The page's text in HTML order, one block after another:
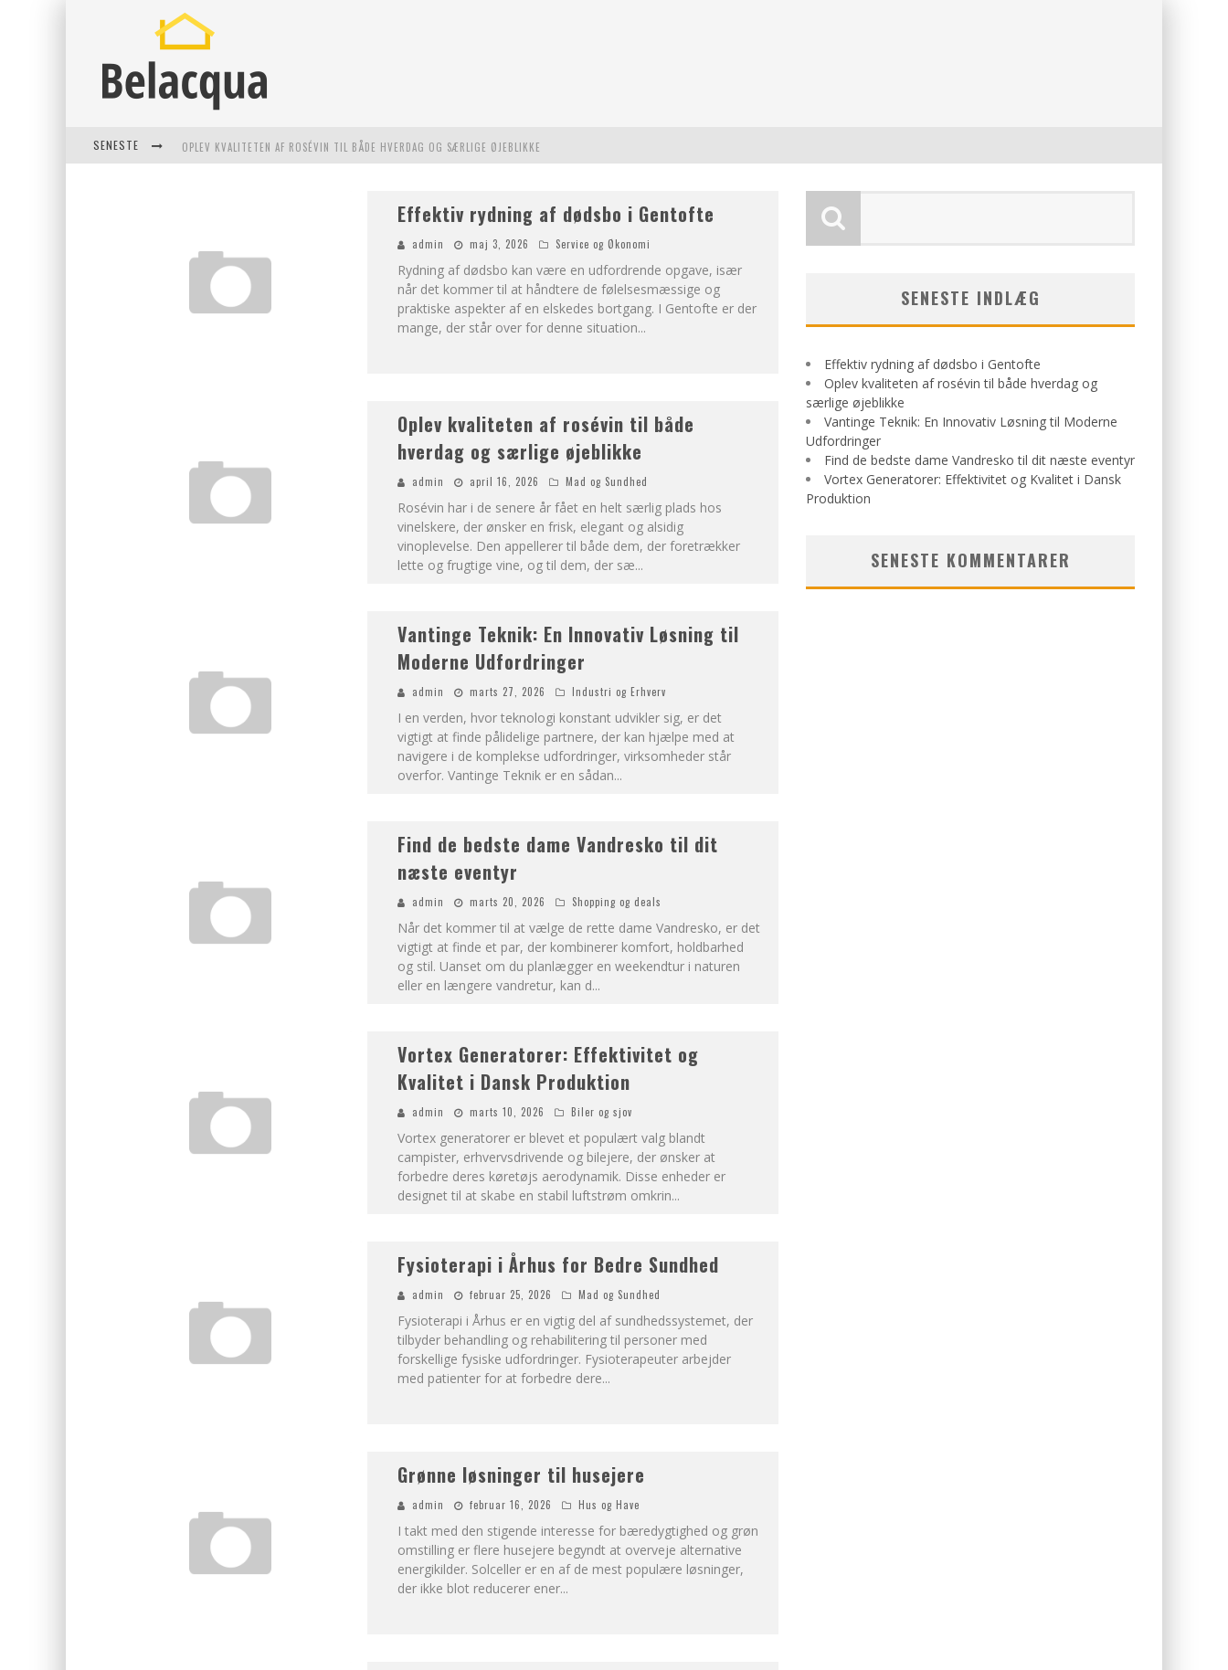
SENESTE OPLEV KVALITETEN AF ROSÉVIN TIL BÅDE HVERDAG OG SÆRLIGE ØJEBLIKKE
FIND DE BEDSTE DAME VANDRESKO TIL DIT NÆSTE EVENTYR
EFFEKTIV RYDNING AF DØDSBO I GENTOFTE
Effektiv rydning af dødsbo i Gentofte
admin maj 3, 2026 Service og Økonomi
Rydning af dødsbo kan være en udfordrende opgave, især
når det kommer til at håndtere de følelsesmæssige og
praktiske aspekter af en elskedes bortgang. I Gentofte er der
mange, der står over for denne situation...
Oplev kvaliteten af rosévin til både
hverdag og særlige øjeblikke
admin april 16, 2026 Mad og Sundhed
Rosévin har i de senere år fået en helt særlig plads hos
vinelskere, der ønsker en frisk, elegant og alsidig
vinoplevelse. Den appellerer til både dem, der foretrækker
lette og frugtige vine, og til dem, der sæ...
Vantinge Teknik: En Innovativ Løsning til
Moderne Udfordringer
admin marts 27, 2026 Industri og Erhverv
I en verden, hvor teknologi konstant udvikler sig, er det
vigtigt at finde pålidelige partnere, der kan hjælpe med at
navigere i de komplekse udfordringer, virksomheder står
overfor. Vantinge Teknik er en sådan...
Find de bedste dame Vandresko til dit
næste eventyr
admin marts 20, 2026 Shopping og deals
Når det kommer til at vælge de rette dame Vandresko, er det
vigtigt at finde et par, der kombinerer komfort, holdbarhed
og stil. Uanset om du planlægger en weekendtur i naturen
eller en længere vandretur, kan d...
Vortex Generatorer: Effektivitet og
Kvalitet i Dansk Produktion
admin marts 10, 2026 Biler og sjov
Vortex generatorer er blevet et populært valg blandt
campister, erhvervsdrivende og bilejere, der ønsker at
forbedre deres køretøjs aerodynamik. Disse enheder er
designet til at skabe en stabil luftstrøm omkrin...
Fysioterapi i Århus for Bedre Sundhed
admin februar 25, 2026 Mad og Sundhed
Fysioterapi i Århus er en vigtig del af sundhedssystemet, der
tilbyder behandling og rehabilitering til personer med
forskellige fysiske udfordringer. Fysioterapeuter arbejder
med patienter for at forbedre dere...
Grønne løsninger til husejere
admin februar 16, 2026 Hus og Have
I takt med den stigende interesse for bæredygtighed og grøn
omstilling er flere husejere begyndt at overveje alternative
energikilder. Solceller er en af de mest populære løsninger,
der ikke blot reducerer ener...
SENESTE INDLÆG
Effektiv rydning af dødsbo i Gentofte
Oplev kvaliteten af rosévin til både hverdag og
særlige øjeblikke
Vantinge Teknik: En Innovativ Løsning til Moderne
Udfordringer
Find de bedste dame Vandresko til dit næste eventyr
Vortex Generatorer: Effektivitet og Kvalitet i Dansk
Produktion
SENESTE KOMMENTARER